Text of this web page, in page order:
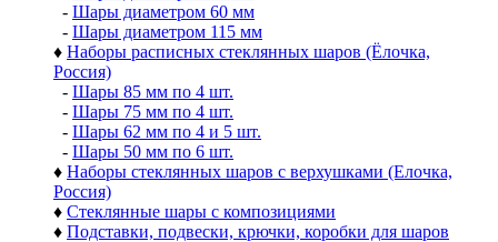
- Шары диаметром 60 мм
- Шары диаметром 115 мм
♦ Наборы расписных стеклянных шаров (Ёлочка,
Россия)
- Шары 85 мм по 4 шт.
- Шары 75 мм по 4 шт.
- Шары 62 мм по 4 и 5 шт.
- Шары 50 мм по 6 шт.
♦ Наборы стеклянных шаров с верхушками (Елочка,
Россия)
♦ Стеклянные шары с композициями
♦ Подставки, подвески, крючки, коробки для шаров